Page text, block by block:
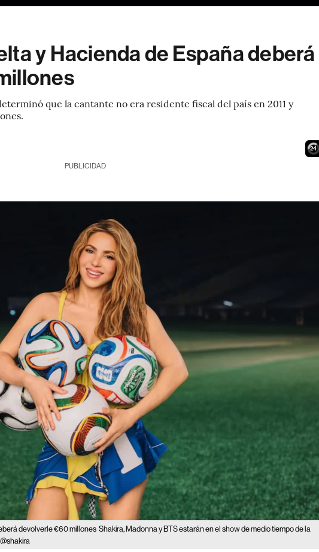
y Hacienda de España deberá
que la cantante no era residente fiscal del país en 2011 y
23
PUBLICIDAD
devolverle €60 millones Shakira, Madonna y BTS estarán en el show de medio tiempo de la